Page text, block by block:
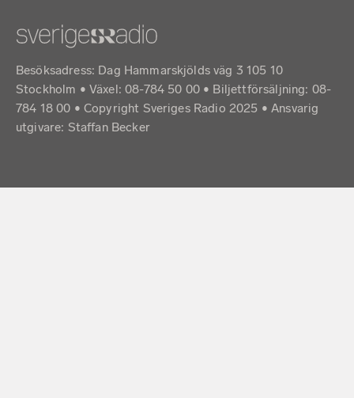
Besöksadress: Dag Hammarskjölds väg 3 105 10
Stockholm • Växel: 08-784 50 00 • Biljettförsäljning: 08-
784 18 00 • Copyright Sveriges Radio 2025 •Ansvarig
utgivare: Staffan Becker